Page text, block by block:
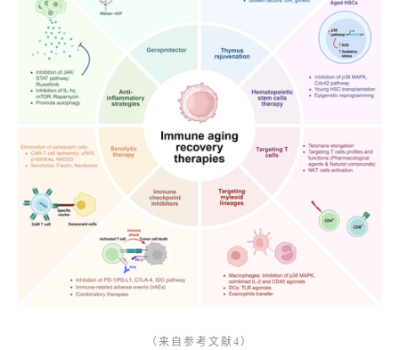
（来自参考文献4）